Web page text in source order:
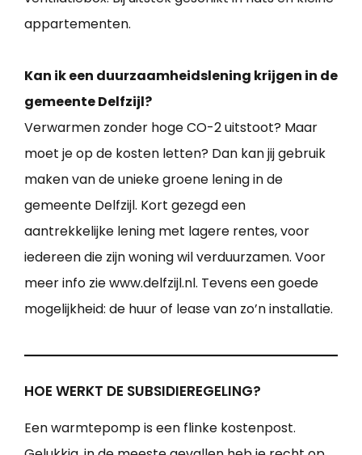
appartementen.
Kan ik een duurzaamheidslening krijgen in de
gemeente Delfzijl?
Verwarmen zonder hoge CO-2 uitstoot? Maar
moet je op de kosten letten? Dan kan jij gebruik
maken van de unieke groene lening in de
gemeente Delfzijl. Kort gezegd een
aantrekkelijke lening met lagere rentes, voor
iedereen die zijn woning wil verduurzamen. Voor
meer info zie www.delfzijl.nl. Tevens een goede
mogelijkheid: de huur of lease van zo’n installatie.
HOE WERKT DE SUBSIDIEREGELING?
Een warmtepomp is een flinke kostenpost.